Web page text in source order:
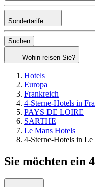
Sondertarife
Suchen
Wohin reisen Sie?
Hotels
Europa
Frankreich
4-Sterne-Hotels in
PAYS DE LOIRE
SARTHE
Le Mans Hotels
4-Sterne-Hotels in Le
Sie möchten ein